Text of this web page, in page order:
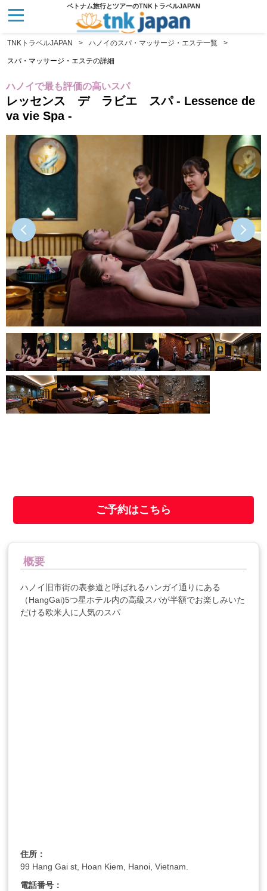
ベトナム旅行とツアーのTNKトラベルJAPAN
TNKトラベルJAPAN ハノイのスパ・マッサージ・エステ一覧
スパ・マッサージ・エステの詳細
ハノイで最も評価の高いスパ
レッセンス デ ラビエ スパ - Lessence de
va vie Spa -
ご予約はこちら
概要
ハノイ旧市街の表参道と呼ばれるハンガイ通りにある
（HangGai)5つ星ホテル内の高級スパが半額でお楽しみいた
だける欧米人に人気のスパ
住所：
99 Hang Gai st, Hoan Kiem, Hanoi, Vietnam.
電話番号：